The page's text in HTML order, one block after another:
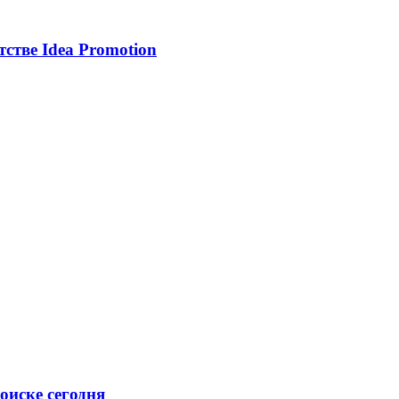
Idea Promotion
сегодня